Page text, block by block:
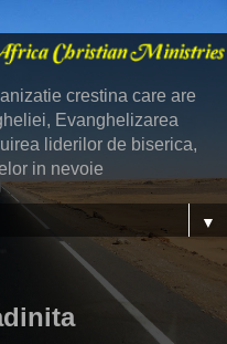
crestina care are
Evanghelizarea
liderilor de biserica,
in nevoie
▼